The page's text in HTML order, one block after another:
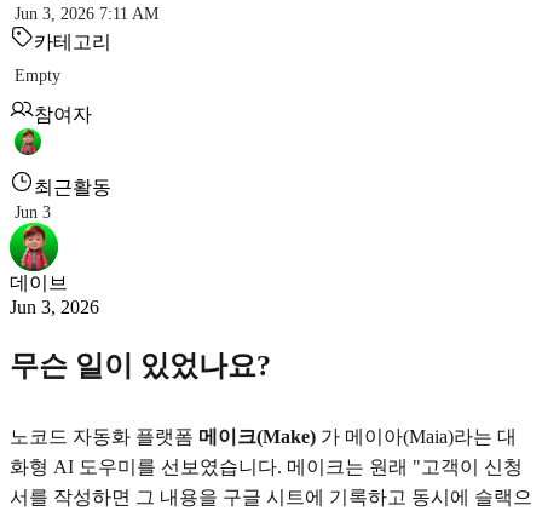
Jun 3, 2026 7:11 AM
카테고리
Empty
참여자
최근활동
Jun 3
데이브
Jun 3, 2026
무슨 일이 있었나요?
노코드 자동화 플랫폼 메이크(Make) 가 메이아(Maia)라는 대
화형 AI 도우미를 선보였습니다. 메이크는 원래 "고객이 신청
서를 작성하면 그 내용을 구글 시트에 기록하고 동시에 슬랙으